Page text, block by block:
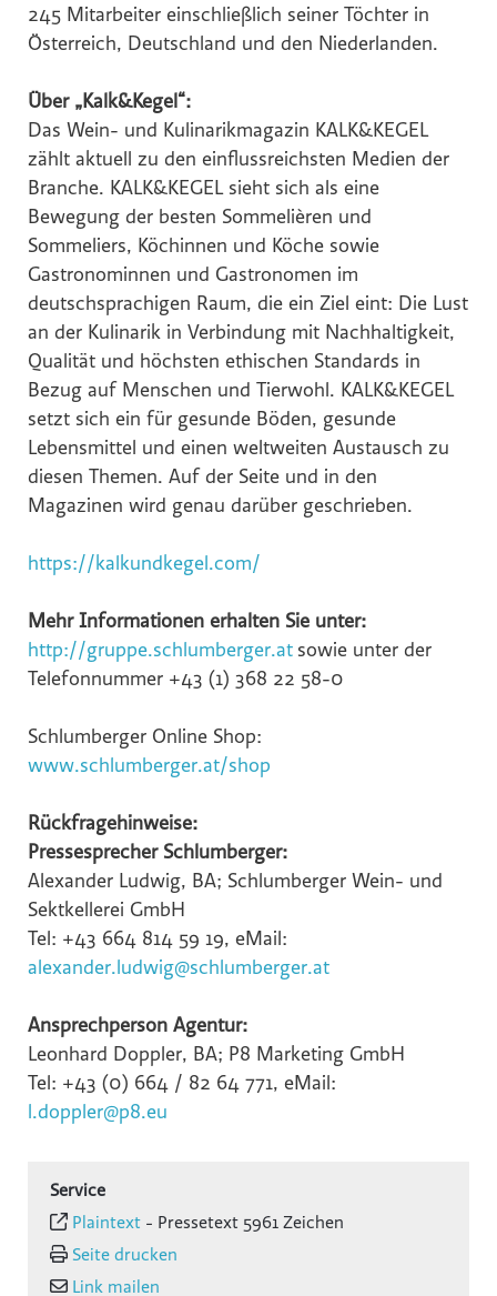
245 Mitarbeiter einschließlich seiner Töchter in
Österreich, Deutschland und den Niederlanden.
Über „Kalk&Kegel“:
Das Wein- und Kulinarikmagazin KALK&KEGEL
zählt aktuell zu den einflussreichsten Medien der
Branche. KALK&KEGEL sieht sich als eine
Bewegung der besten Sommelièren und
Sommeliers, Köchinnen und Köche sowie
Gastronominnen und Gastronomen im
deutschsprachigen Raum, die ein Ziel eint: Die Lust
an der Kulinarik in Verbindung mit Nachhaltigkeit,
Qualität und höchsten ethischen Standards in
Bezug auf Menschen und Tierwohl. KALK&KEGEL
setzt sich ein für gesunde Böden, gesunde
Lebensmittel und einen weltweiten Austausch zu
diesen Themen. Auf der Seite und in den
Magazinen wird genau darüber geschrieben.
https://kalkundkegel.com/
Mehr Informationen erhalten Sie unter:
http://gruppe.schlumberger.at sowie unter der
Telefonnummer +43 (1) 368 22 58-0
Schlumberger Online Shop:
www.schlumberger.at/shop
Rückfragehinweise:
Pressesprecher Schlumberger:
Alexander Ludwig, BA; Schlumberger Wein- und
Sektkellerei GmbH
Tel: +43 664 814 59 19, eMail:
alexander.ludwig@schlumberger.at
Ansprechperson Agentur:
Leonhard Doppler, BA; P8 Marketing GmbH
Tel: +43 (0) 664 / 82 64 771, eMail:
l.doppler@p8.eu
Service
Plaintext - Pressetext 5961 Zeichen
Seite drucken
Link mailen